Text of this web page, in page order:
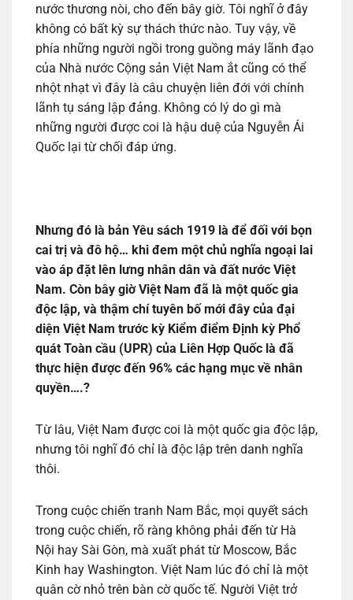
nước thương nòi, cho đến bây giờ. Tôi nghĩ ở đây
không có bất kỳ sự thách thức nào. Tuy vậy, về
phía những người ngồi trong guồng máy lãnh đạo
của Nhà nước Cộng sản Việt Nam ắt cũng có thể
nhột nhạt vì đây là câu chuyện liên đới với chính
lãnh tụ sáng lập đảng. Không có lý do gì mà
những người được coi là hậu duệ của Nguyễn Ái
Quốc lại từ chối đáp ứng.
Nhưng đó là bản Yêu sách 1919 là để đối với bọn
cai trị và đô hộ… khi đem một chủ nghĩa ngoại lai
vào áp đặt lên lưng nhân dân và đất nước Việt
Nam. Còn bây giờ Việt Nam đã là một quốc gia
độc lập, và thậm chí tuyên bố mới đây của đại
diện Việt Nam trước kỳ Kiểm điểm Định kỳ Phổ
quát Toàn cầu (UPR) của Liên Hợp Quốc là đã
thực hiện được đến 96% các hạng mục về nhân
quyền….?
Từ lâu, Việt Nam được coi là một quốc gia độc lập,
nhưng tôi nghĩ đó chỉ là độc lập trên danh nghĩa
thôi.
Trong cuộc chiến tranh Nam Bắc, mọi quyết sách
trong cuộc chiến, rõ ràng không phải đến từ Hà
Nội hay Sài Gòn, mà xuất phát từ Moscow, Bắc
Kinh hay Washington. Việt Nam lúc đó chỉ là một
quân cờ nhỏ trên bàn cờ quốc tế. Người Việt trở